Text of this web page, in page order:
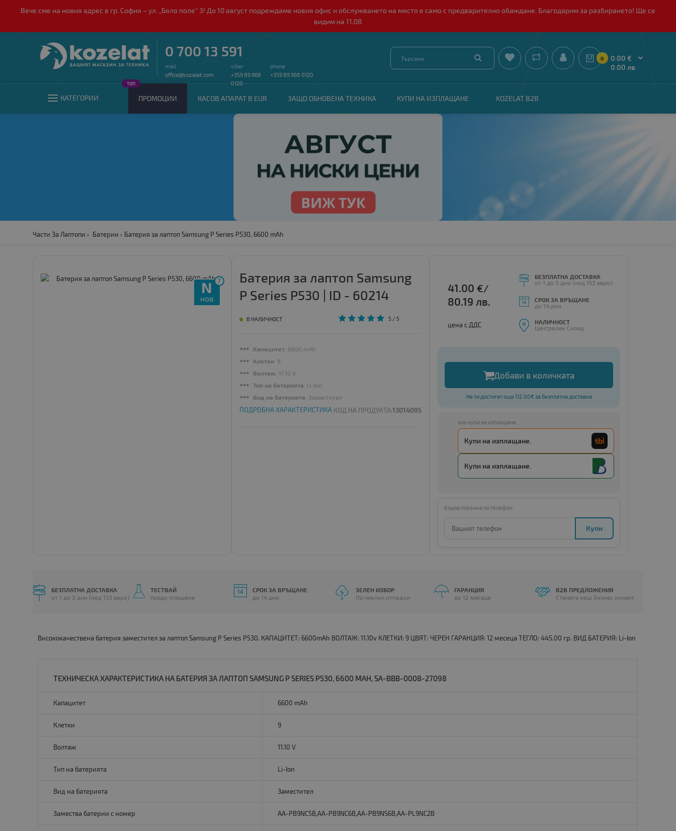
Вече сме на новия адрес в гр. София – ул. „Бяло поле“ 3! До 10 август подреждаме новия офис и обслужването на място е само с предварително обаждане. Благодарим за разбирането! Ще се
видим на 11.08
0 700 13 591
mail
office@kozelat.com
viber
+359 89 968
0120
phone
+359 89 968 0120
 0

0.00 €
0.00 лв.
КАТЕГОРИИ ПРОМОЦИИ
ТОП
КАСОВ АПАРАТ В EUR ЗАЩО ОБНОВЕНА ТЕХНИКА КУПИ НА ИЗПЛАЩАНЕ KOZELAT B2B
Части За Лаптопи Батерии Батерия за лаптоп Samsung P Series P530, 6600 mAh
?
N
нов
Батерия за лаптоп Samsung
P Series P530 | ID - 60214
В НАЛИЧНОСТ 5 / 5
Капацитет: 6600 mAh
Клетки: 9
Волтаж: 11.10 V
Тип на батерията: Li-Ion
Вид на батерията: Заместител
ПОДРОБНА ХАРАКТЕРИСТИКА КОД НА ПРОДУКТА:13014095
41.00 €/
80.19 лв.
цена с ДДС
БЕЗПЛАТНА ДОСТАВКА
от 1 до 3 дни (над 153 евро)
СРОК ЗА ВРЪЩАНЕ
до 14 дни
НАЛИЧНОСТ
Централен Склад
Добави в количката
Не ти достигат още 112.00€ за безплатна доставка
или купи на изплащане:
Купи с
Amount below minimum
Купи на изплащане.
Купи на изплащане.
Бърза поръчка по телефон:
Купи
БЕЗПЛАТНА ДОСТАВКА
от 1 до 3 дни (над 153 евро)
ТЕСТВАЙ
преди плащане
СРОК ЗА ВРЪЩАНЕ
до 14 дни
ЗЕЛЕН ИЗБОР
По-малък отпадък
ГАРАНЦИЯ
до 12 месеца
B2B ПРЕДЛОЖЕНИЯ
Станете наш бизнес клиент
Висококачествена батерия заместител за лаптоп Samsung P Series P530. КАПАЦИТЕТ: 6600mAh ВОЛТАЖ: 11.10v КЛЕТКИ: 9 ЦВЯТ: ЧЕРЕН ГАРАНЦИЯ: 12 месеца ТЕГЛО: 445.00 гр. ВИД БАТЕРИЯ: Li-Ion
ТЕХНИЧЕСКА ХАРАКТЕРИСТИКА НА БАТЕРИЯ ЗА ЛАПТОП SAMSUNG P SERIES P530, 6600 MAH, SA-BBB-0008-27098
Капацитет 6600 mAh
Клетки 9
Волтаж 11.10 V
Тип на батерията Li-Ion
Вид на батерията Заместител
Замества батерии с номер AA-PB9NC5B,AA-PB9NC6B,AA-PB9NS6B,AA-PL9NC2B